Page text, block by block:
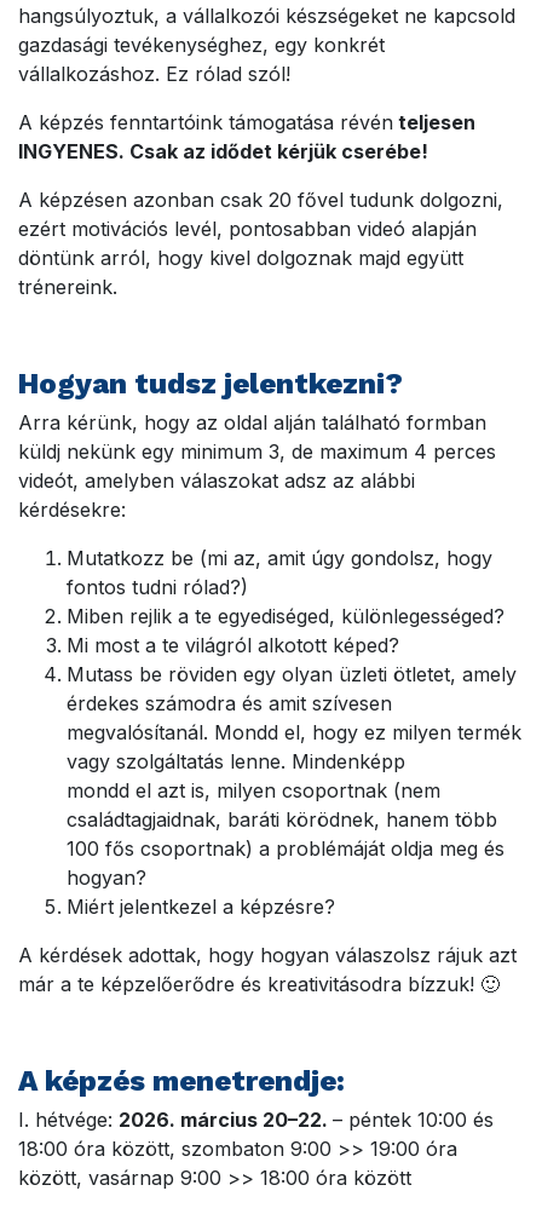
hangsúlyoztuk, a vállalkozói készségeket ne kapcsold
gazdasági tevékenységhez, egy konkrét
vállalkozáshoz. Ez rólad szól!
A képzés fenntartóink támogatása révén teljesen
INGYENES. Csak az idődet kérjük cserébe!
A képzésen azonban csak 20 fővel tudunk dolgozni,
ezért motivációs levél, pontosabban videó alapján
döntünk arról, hogy kivel dolgoznak majd együtt
trénereink.
Hogyan tudsz jelentkezni?
Arra kérünk, hogy az oldal alján található formban
küldj nekünk egy minimum 3, de maximum 4 perces
videót, amelyben válaszokat adsz az alábbi
kérdésekre:
Mutatkozz be (mi az, amit úgy gondolsz, hogy
fontos tudni rólad?)
Miben rejlik a te egyediséged, különlegességed?
Mi most a te világról alkotott képed?
Mutass be röviden egy olyan üzleti ötletet, amely
érdekes számodra és amit szívesen
megvalósítanál. Mondd el, hogy ez milyen termék
vagy szolgáltatás lenne. Mindenképp
mondd el azt is, milyen csoportnak (nem
családtagjaidnak, baráti körödnek, hanem több
100 fős csoportnak) a problémáját oldja meg és
hogyan?
Miért jelentkezel a képzésre?
A kérdések adottak, hogy hogyan válaszolsz rájuk azt
már a te képzelőerődre és kreativitásodra bízzuk! 🙂
A képzés menetrendje:
I. hétvége: 2026. március 20–22. – péntek 10:00 és
18:00 óra között, szombaton 9:00 >> 19:00 óra
között, vasárnap 9:00 >> 18:00 óra között